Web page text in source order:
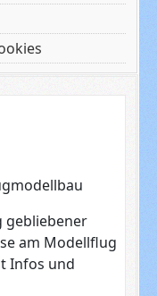
gebliebener
am Modellflug
Infos und